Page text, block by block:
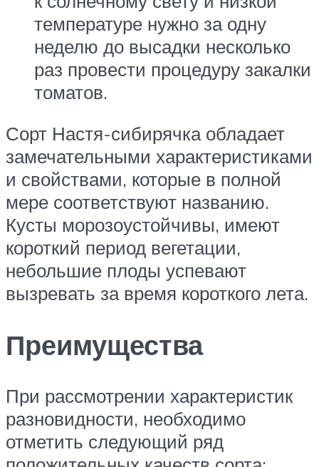
температуре нужно за одну
неделю до высадки несколько
раз провести процедуру закалки
томатов.
Сорт Настя-сибирячка обладает
замечательными характеристиками
и свойствами, которые в полной
мере соответствуют названию.
Кусты морозоустойчивы, имеют
короткий период вегетации,
небольшие плоды успевают
вызревать за время короткого лета.
Преимущества
При рассмотрении характеристик
разновидности, необходимо
отметить следующий ряд